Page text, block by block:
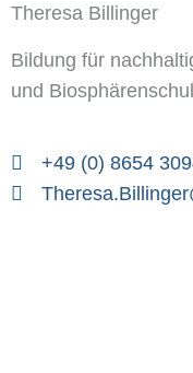
Theresa Billinger
Bildung für
und
+49 (0) 8654